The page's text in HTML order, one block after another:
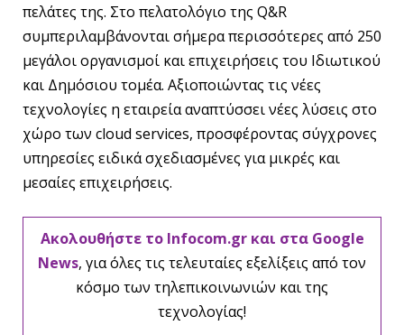
πελάτες της. Στο πελατολόγιο της Q&R
συμπεριλαμβάνονται σήμερα περισσότερες από 250
μεγάλοι οργανισμοί και επιχειρήσεις του Ιδιωτικού
και Δημόσιου τομέα. Αξιοποιώντας τις νέες
τεχνολογίες η εταιρεία αναπτύσσει νέες λύσεις στο
χώρο των cloud services, προσφέροντας σύγχρονες
υπηρεσίες ειδικά σχεδιασμένες για μικρές και
μεσαίες επιχειρήσεις.
Ακολουθήστε το Infocom.gr και στα Google
News, για όλες τις τελευταίες εξελίξεις από τον
κόσμο των τηλεπικοινωνιών και της
τεχνολογίας!